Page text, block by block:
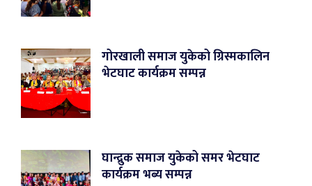
गोरखाली समाज युकेको ग्रिस्मकालिन
भेटघाट कार्यक्रम सम्पन्न
घान्द्रुक समाज युकेको समर भेटघाट
कार्यक्रम भब्य सम्पन्न